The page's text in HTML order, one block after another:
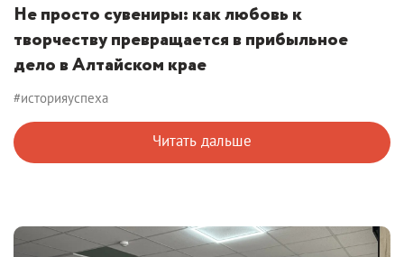
Не просто сувениры: как любовь к
творчеству превращается в прибыльное
дело в Алтайском крае
#историяуспеха
Читать дальше